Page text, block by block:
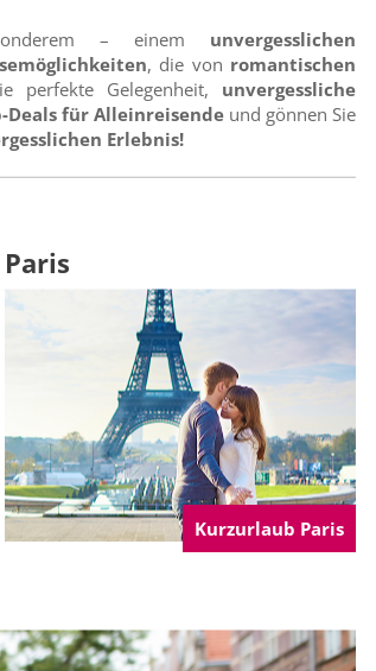
– einem unvergesslichen
, die von romantischen
perfekte Gelegenheit, unvergessliche
Deals für Alleinreisendeund gönnen Sie
Erlebnis!
Paris
Kurzurlaub Paris